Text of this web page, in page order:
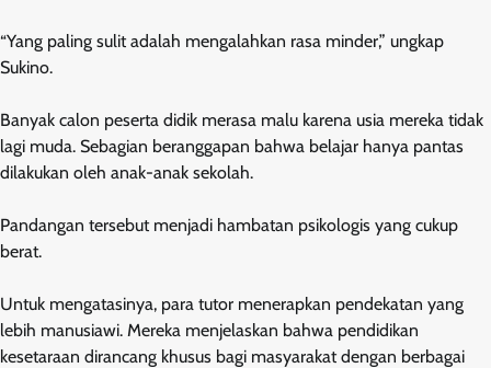
“Yang paling sulit adalah mengalahkan rasa minder,” ungkap
Sukino.
Banyak calon peserta didik merasa malu karena usia mereka tidak
lagi muda. Sebagian beranggapan bahwa belajar hanya pantas
dilakukan oleh anak-anak sekolah.
Pandangan tersebut menjadi hambatan psikologis yang cukup
berat.
Untuk mengatasinya, para tutor menerapkan pendekatan yang
lebih manusiawi. Mereka menjelaskan bahwa pendidikan
kesetaraan dirancang khusus bagi masyarakat dengan berbagai